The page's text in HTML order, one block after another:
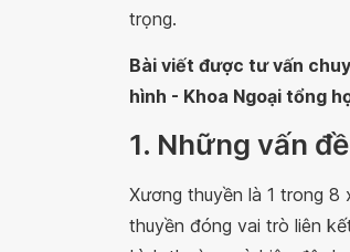
trọng.
Bài viết được tư vấn
hình - Khoa Ngoại tổng
1. Những vấn
Xương thuyền là 1 trong
thuyền đóng vai trò liên